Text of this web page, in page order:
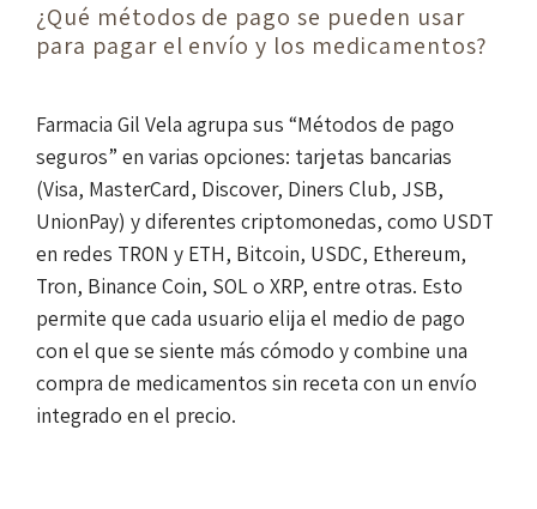
¿Qué métodos de pago se pueden usar
para pagar el envío y los medicamentos?
Farmacia Gil Vela agrupa sus “Métodos de pago
seguros” en varias opciones: tarjetas bancarias
(Visa, MasterCard, Discover, Diners Club, JSB,
UnionPay) y diferentes criptomonedas, como USDT
en redes TRON y ETH, Bitcoin, USDC, Ethereum,
Tron, Binance Coin, SOL o XRP, entre otras. Esto
permite que cada usuario elija el medio de pago
con el que se siente más cómodo y combine una
compra de medicamentos sin receta con un envío
integrado en el precio.